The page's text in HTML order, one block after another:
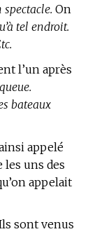
On
tel endroit.
l’un après
bateaux
appelé
les uns des
appelait
sont venus